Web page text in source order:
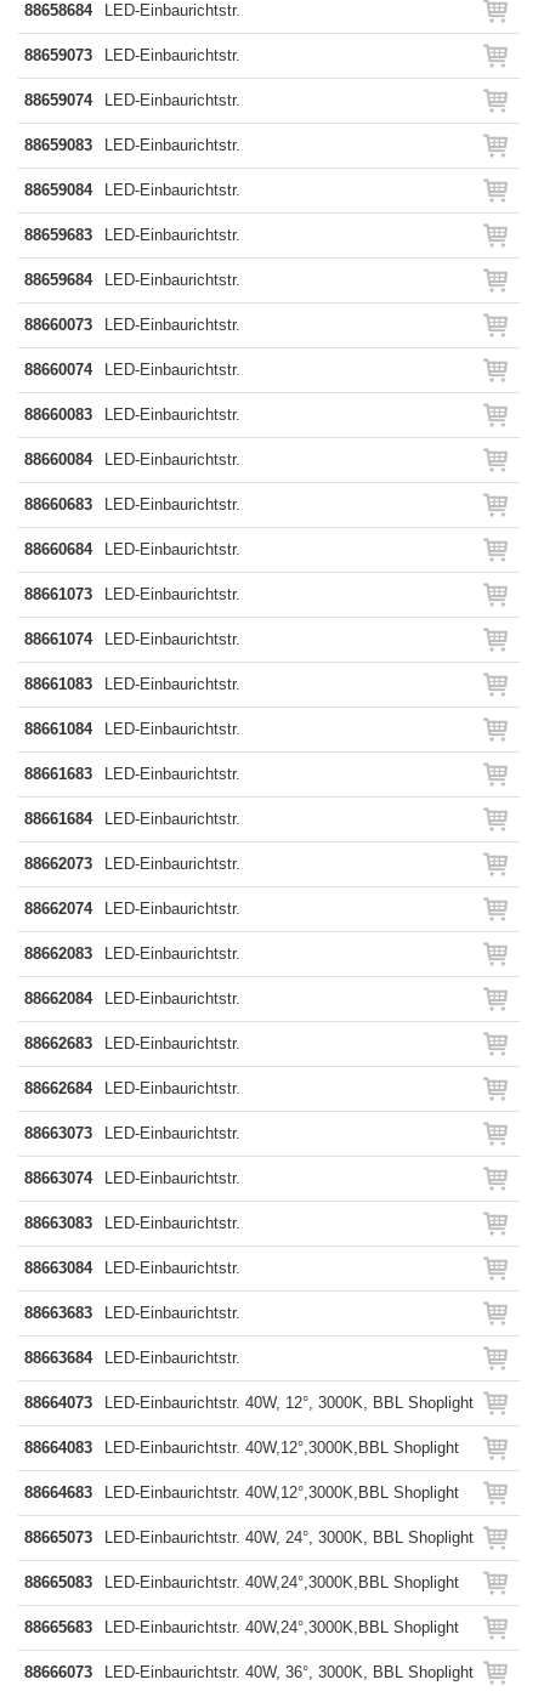
88658684 LED-Einbaurichtstr.
88659073 LED-Einbaurichtstr.
88659074 LED-Einbaurichtstr.
88659083 LED-Einbaurichtstr.
88659084 LED-Einbaurichtstr.
88659683 LED-Einbaurichtstr.
88659684 LED-Einbaurichtstr.
88660073 LED-Einbaurichtstr.
88660074 LED-Einbaurichtstr.
88660083 LED-Einbaurichtstr.
88660084 LED-Einbaurichtstr.
88660683 LED-Einbaurichtstr.
88660684 LED-Einbaurichtstr.
88661073 LED-Einbaurichtstr.
88661074 LED-Einbaurichtstr.
88661083 LED-Einbaurichtstr.
88661084 LED-Einbaurichtstr.
88661683 LED-Einbaurichtstr.
88661684 LED-Einbaurichtstr.
88662073 LED-Einbaurichtstr.
88662074 LED-Einbaurichtstr.
88662083 LED-Einbaurichtstr.
88662084 LED-Einbaurichtstr.
88662683 LED-Einbaurichtstr.
88662684 LED-Einbaurichtstr.
88663073 LED-Einbaurichtstr.
88663074 LED-Einbaurichtstr.
88663083 LED-Einbaurichtstr.
88663084 LED-Einbaurichtstr.
88663683 LED-Einbaurichtstr.
88663684 LED-Einbaurichtstr.
88664073 LED-Einbaurichtstr. 40W, 12°, 3000K, BBL Shoplight
88664083 LED-Einbaurichtstr. 40W,12°,3000K,BBL Shoplight
88664683 LED-Einbaurichtstr. 40W,12°,3000K,BBL Shoplight
88665073 LED-Einbaurichtstr. 40W, 24°, 3000K, BBL Shoplight
88665083 LED-Einbaurichtstr. 40W,24°,3000K,BBL Shoplight
88665683 LED-Einbaurichtstr. 40W,24°,3000K,BBL Shoplight
88666073 LED-Einbaurichtstr. 40W, 36°, 3000K, BBL Shoplight